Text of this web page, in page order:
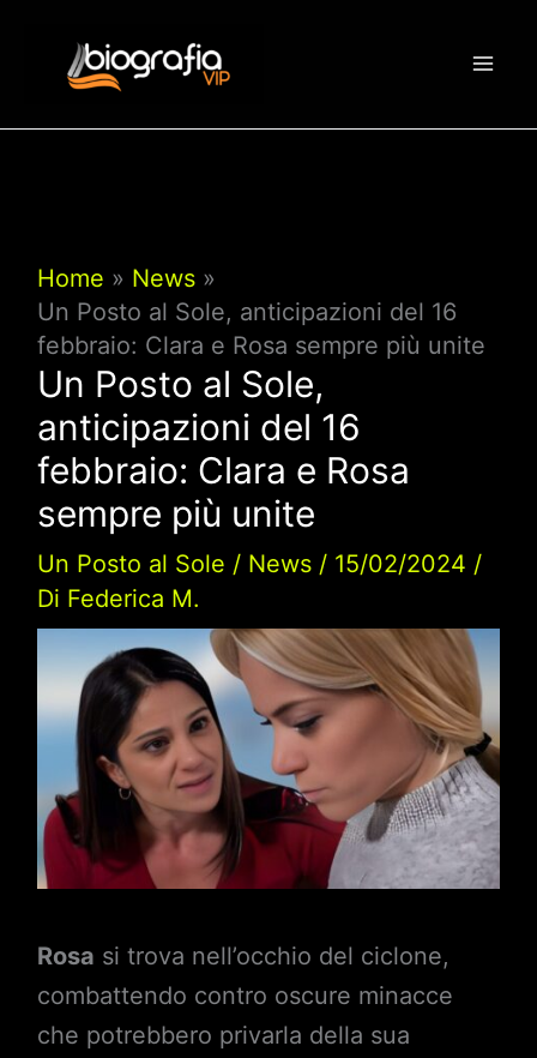
contenuto
Home
News
Un Posto al Sole, anticipazioni del 16
febbraio: Clara e Rosa sempre più unite
Un Posto al Sole,
anticipazioni del 16
febbraio: Clara e Rosa
sempre più unite
Un Posto al Sole / News/ 15/02/2024 /
Di Federica M.
Rosa si trova nell’occhio del ciclone,
combattendo contro oscure minacce
che potrebbero privarla della sua